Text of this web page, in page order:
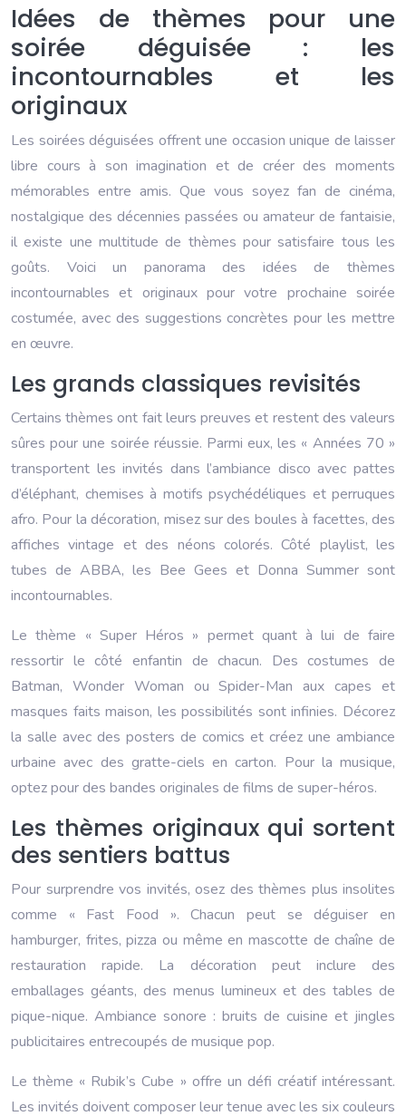
Idées de thèmes pour une
soirée déguisée : les
incontournables et les
originaux
Les soirées déguisées offrent une occasion unique de laisser
libre cours à son imagination et de créer des moments
mémorables entre amis. Que vous soyez fan de cinéma,
nostalgique des décennies passées ou amateur de fantaisie,
il existe une multitude de thèmes pour satisfaire tous les
goûts. Voici un panorama des idées de thèmes
incontournables et originaux pour votre prochaine soirée
costumée, avec des suggestions concrètes pour les mettre
en œuvre.
Les grands classiques revisités
Certains thèmes ont fait leurs preuves et restent des valeurs
sûres pour une soirée réussie. Parmi eux, les « Années 70 »
transportent les invités dans l’ambiance disco avec pattes
d’éléphant, chemises à motifs psychédéliques et perruques
afro. Pour la décoration, misez sur des boules à facettes, des
affiches vintage et des néons colorés. Côté playlist, les
tubes de ABBA, les Bee Gees et Donna Summer sont
incontournables.
Le thème « Super Héros » permet quant à lui de faire
ressortir le côté enfantin de chacun. Des costumes de
Batman, Wonder Woman ou Spider-Man aux capes et
masques faits maison, les possibilités sont infinies. Décorez
la salle avec des posters de comics et créez une ambiance
urbaine avec des gratte-ciels en carton. Pour la musique,
optez pour des bandes originales de films de super-héros.
Les thèmes originaux qui sortent
des sentiers battus
Pour surprendre vos invités, osez des thèmes plus insolites
comme « Fast Food ». Chacun peut se déguiser en
hamburger, frites, pizza ou même en mascotte de chaîne de
restauration rapide. La décoration peut inclure des
emballages géants, des menus lumineux et des tables de
pique-nique. Ambiance sonore : bruits de cuisine et jingles
publicitaires entrecoupés de musique pop.
Le thème « Rubik’s Cube » offre un défi créatif intéressant.
Les invités doivent composer leur tenue avec les six couleurs